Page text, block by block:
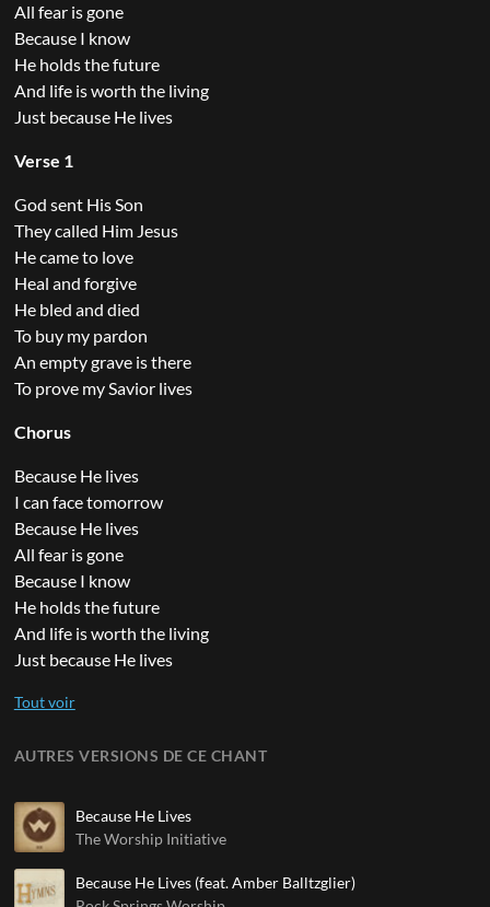
All fear is gone
Because I know
He holds the future
And life is worth the living
Just because He lives
Verse 1
God sent His Son
They called Him Jesus
He came to love
Heal and forgive
He bled and died
To buy my pardon
An empty grave is there
To prove my Savior lives
Chorus
Because He lives
I can face tomorrow
Because He lives
All fear is gone
Because I know
He holds the future
And life is worth the living
Just because He lives
AUTRES VERSIONS DE CE CHANT
Because He Lives
The Worship Initiative
Because He Lives (feat. Amber Balltzglier)